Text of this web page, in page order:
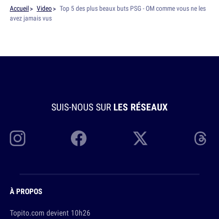
Accueil Video
Top 5 des plus beaux buts PSG - OM comme vous ne les
avez jamais vus
SUIS-NOUS SUR LES RÉSEAUX
À PROPOS
Topito.com devient 10h26